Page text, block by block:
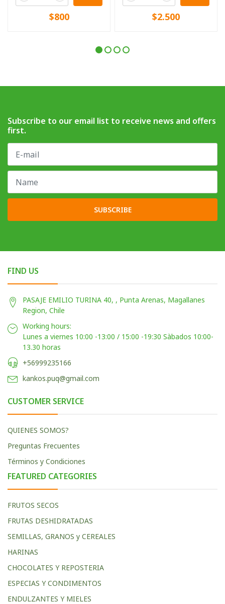
$800 $2.500
Subscribe to our email list to receive news and offers
first.
SUBSCRIBE
FIND US
PASAJE EMILIO TURINA 40, , Punta Arenas, Magallanes
Region, Chile
Working hours:
Lunes a viernes 10:00 -13:00 / 15:00 -19:30 Sàbados 10:00-
13.30 horas
+56999235166
kankos.puq@gmail.com
CUSTOMER SERVICE
QUIENES SOMOS?
Preguntas Frecuentes
Términos y Condiciones
FEATURED CATEGORIES
FRUTOS SECOS
FRUTAS DESHIDRATADAS
SEMILLAS, GRANOS y CEREALES
HARINAS
CHOCOLATES Y REPOSTERIA
ESPECIAS Y CONDIMENTOS
ENDULZANTES Y MIELES